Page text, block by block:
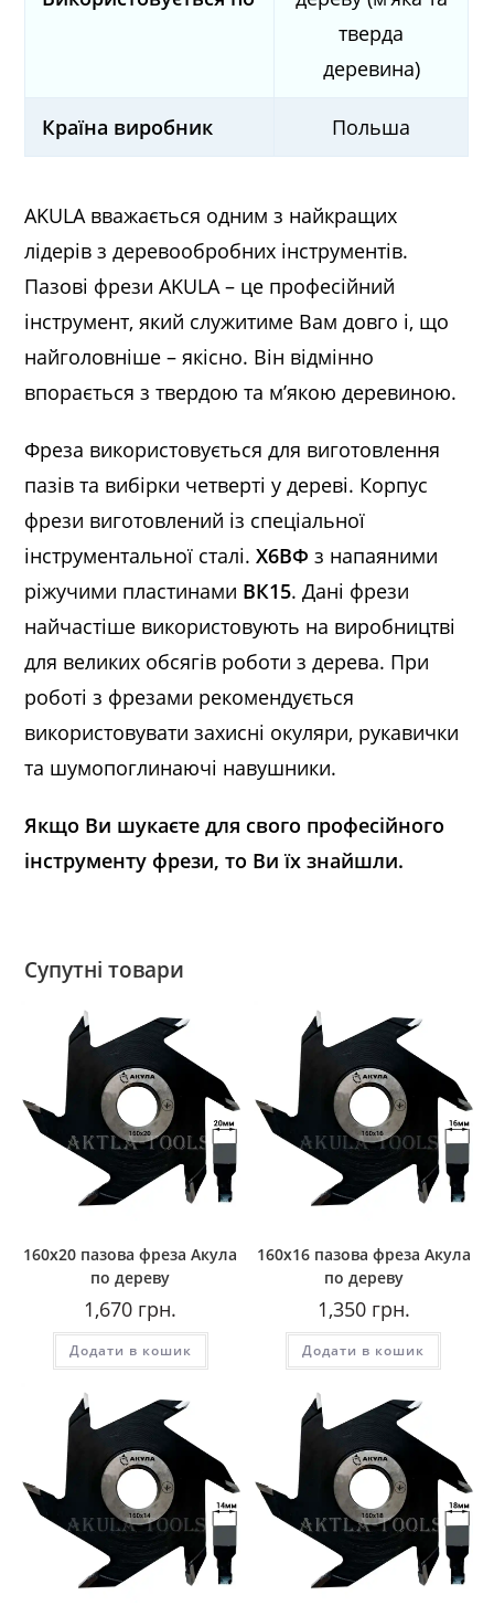
тверда
деревина)
Країна виробник Польша
AKULA вважається одним з найкращих
лідерів з деревообробних інструментів.
Пазові фрези AKULA – це професійний
інструмент, який служитиме Вам довго і, що
найголовніше – якісно. Він відмінно
впорається з твердою та м’якою деревиною.
Фреза використовується для виготовлення
пазів та вибірки четверті у дереві. Корпус
фрези виготовлений із спеціальної
інструментальної сталі.Х6ВФ з напаяними
ріжучими пластинами ВК15. Дані фрези
найчастіше використовують на виробництві
для великих обсягів роботи з дерева. При
роботі з фрезами рекомендується
використовувати захисні окуляри, рукавички
та шумопоглинаючі навушники.
Якщо Ви шукаєте для свого професійного
інструменту фрези, то Ви їх знайшли.
Супутні товари
160х20 пазова фреза Акула
по дереву
1,670 грн.
Додати в кошик
160х16 пазова фреза Акула
по дереву
1,350грн.
Додати в кошик